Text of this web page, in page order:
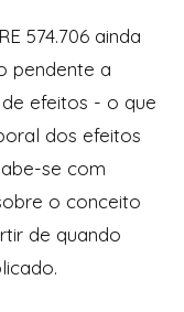
574.706 ainda
pendente a
efeitos - o que
dos efeitos
se com
o conceito
de quando